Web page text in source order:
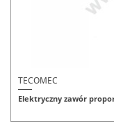
TECOMEC
Elektryczny zawór